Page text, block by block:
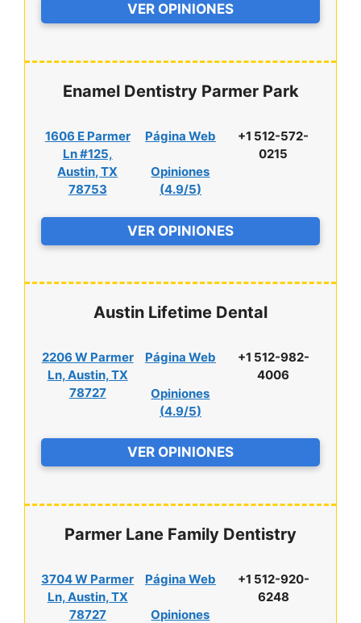
VER OPINIONES
Enamel Dentistry Parmer Park
1606 E Parmer
Ln #125,
Austin, TX
78753
Página Web
Opiniones
(4.9/5)
+1 512-572-
0215
VER OPINIONES
Austin Lifetime Dental
2206 W Parmer
Ln, Austin, TX
78727
Página Web
Opiniones
(4.9/5)
+1 512-982-
4006
VER OPINIONES
Parmer Lane Family Dentistry
3704 W Parmer
Ln, Austin, TX
78727
Página Web
Opiniones
+1 512-920-
6248